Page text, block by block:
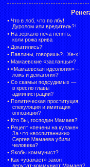
• Что в лоб, что по лбу!
Дуролом или вредитель?!
• На зеркало неча пенять,
коли рожа крива
• Докатились?
• Павлины, говоришь?.. Хе-х!
• Мамаевские «засланцы»?
• «Мамаевская идеология» –
ложь и демагогия?
• Со скамьи подсудимых —
в кресло главы
администрации?
• Политическая проституция,
спекуляция и имитация
оппозиции?
• Кто Вы, господин Мамаев?
• Рецепт «печени на кулаке».
За что «воспитанники»
Сергея Мамаева убили
человека?
• Якобы коммунист?
• Как «уважает» закон
депутат-коммунист Мамаев?